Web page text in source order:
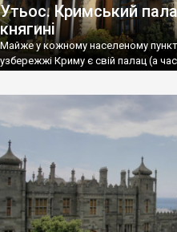
Утьос. Кримський
княгині
Майже у кожному населеному
узбережжі Криму є свій палац (а